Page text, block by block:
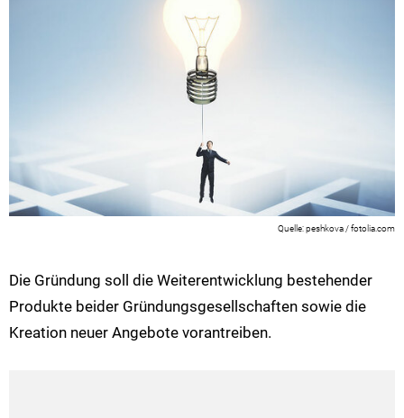
peshkova / fotolia.com
Die Gründung soll die Weiterentwicklung bestehender
Produkte beider Gründungsgesellschaften sowie die
Kreation neuer Angebote vorantreiben.